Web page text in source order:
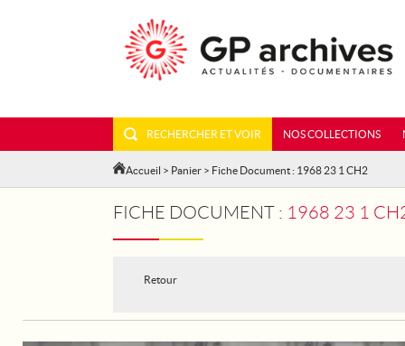
RECHERCHER ET VOIR NOS COLLECTIONS
Accueil > Panier > Fiche Document : 1968 23 1 CH2
FICHE DOCUMENT : 1968 23 1
Retour